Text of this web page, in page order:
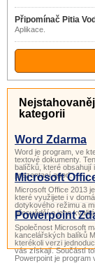
Připomínač Pitia
Aplikace.
kategorii
Word Zdarma
Word je program, ve
textové dokumenty.
balíčků, které obsahují
prezentací apod.
Microsoft
Microsoft Office 2013
které využijete i v
dotykového režimu a
přesvědčí o jeho
Powerpoint
Společnost Microsoft
kancelářských balíků
kterékoli verzi
vás získají. Součástí
Powerpoint je